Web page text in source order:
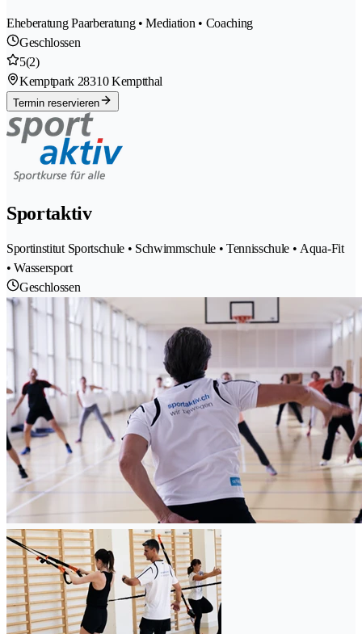
Eheberatung Paarberatung • Mediation • Coaching
Geschlossen
5(2)
Kemptpark 28310 Kemptthal
Termin reservieren
Sportaktiv
Sportinstitut Sportschule • Schwimmschule • Tennisschule • Aqua-Fit
• Wassersport
Geschlossen